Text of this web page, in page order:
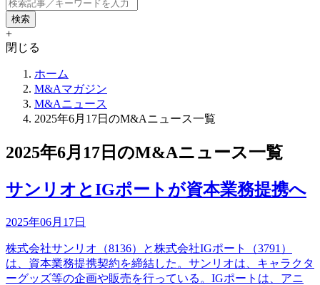
+
閉じる
ホーム
M&Aマガジン
M&Aニュース
2025年6月17日のM&Aニュース一覧
2025年6月17日のM&Aニュース一覧
サンリオとIGポートが資本業務提携へ
2025年06月17日
株式会社サンリオ（8136）と株式会社IGポート（3791）
は、資本業務提携契約を締結した。サンリオは、キャラクタ
ーグッズ等の企画や販売を行っている。IGポートは、アニ